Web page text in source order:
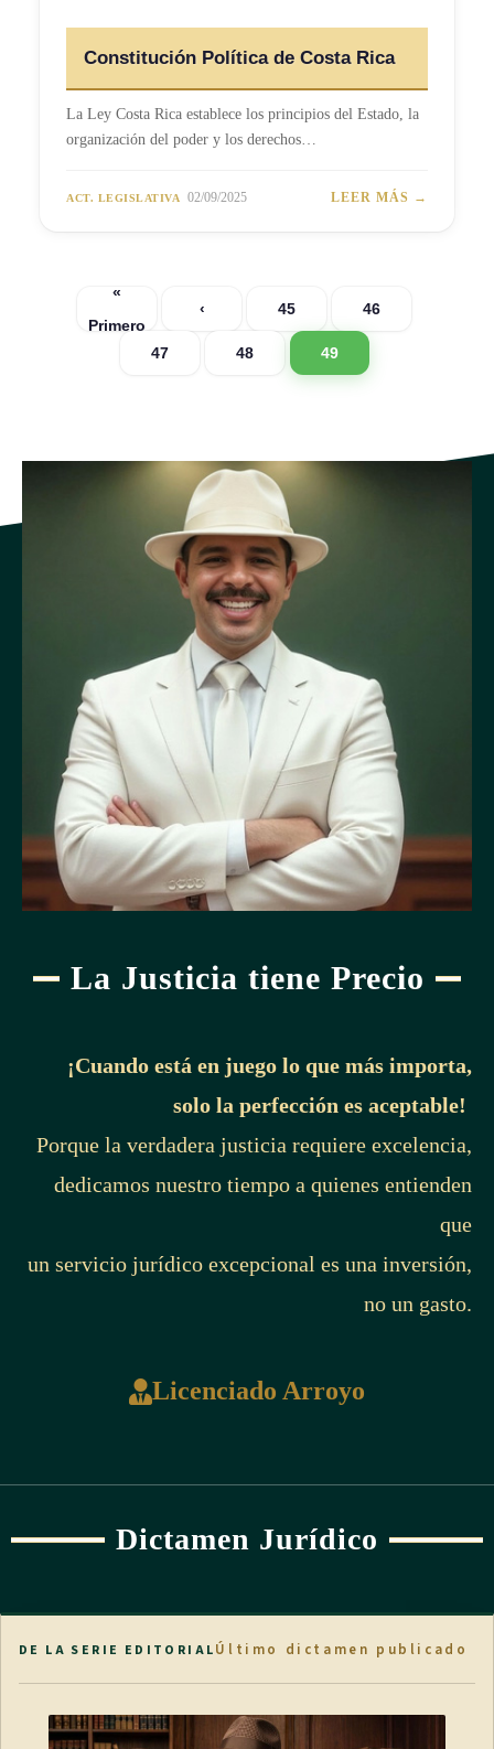
Constitución Política de Costa Rica
La Ley Costa Rica establece los principios del Estado, la
organización del poder y los derechos…
ACT. LEGISLATIVA 02/09/2025 LEER MÁS →
«
Primero
‹ 45 46
47 48 49
La Justicia tiene Precio
¡Cuando está en juego lo que más importa,
solo la perfección es aceptable!
Porque la verdadera justicia requiere excelencia,
dedicamos nuestro tiempo a quienes entienden
que
un servicio jurídico excepcional es una inversión,
no un gasto.
Licenciado Arroyo
Dictamen Jurídico
DE LA SERIE EDITORIALÚltimo dictamen publicado